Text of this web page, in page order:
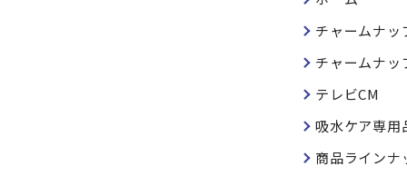
チャームナッ
チャームナッ
テレビCM
吸水ケア専用
商品ラインナ